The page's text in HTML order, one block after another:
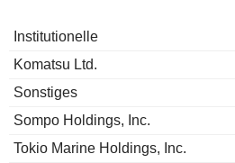
Institutionelle
Komatsu Ltd.
Sonstiges
Sompo Holdings, Inc.
Tokio Marine Holdings, Inc.